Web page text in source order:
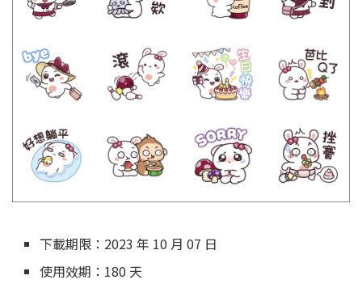
下載期限：2023 年 10 月 07 日
使用效期：180 天